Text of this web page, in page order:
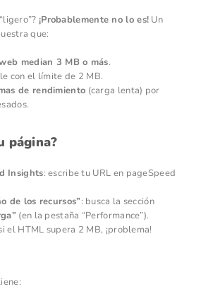
¡Probablemente no lo es! Un
que:
median 3 MB o más.
con el límite de 2 MB.
de rendimiento (carga lenta) por
página?
Insights: escribe tu URL en pageSpeed
de los recursos”: busca la sección
(en la pestaña “Performance”).
el HTML supera 2 MB, ¡problema!